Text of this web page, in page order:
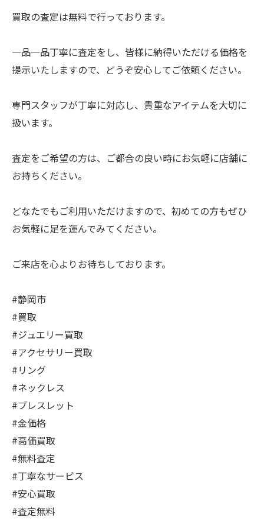
買取の査定は無料で行っております。
一品一品丁寧に査定をし、皆様に納得いただける価格を
提示いたしますので、どうぞ安心してご依頼ください。
専門スタッフが丁寧に対応し、貴重なアイテムを大切に
扱います。
査定をご希望の方は、ご都合の良い時にお気軽に店舗に
お持ちください。
どなたでもご利用いただけますので、初めての方もぜひ
お気軽に足を運んでみてください。
ご来店を心よりお待ちしております。
#静岡市
#買取
#ジュエリー買取
#アクセサリー買取
#リング
#ネックレス
#ブレスレット
#金価格
#高価買取
#無料査定
#丁寧なサービス
#安心買取
#査定無料